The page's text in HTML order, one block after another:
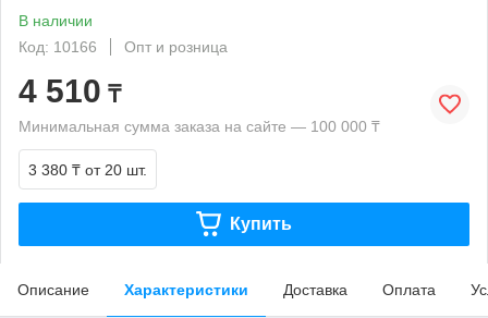
В наличии
Код: 10166
Опт и розница
4 510 ₸
Минимальная сумма заказа на сайте — 100 000 ₸
3 380 ₸ от 20 шт.
Купить
Описание Характеристики Доставка Оплата